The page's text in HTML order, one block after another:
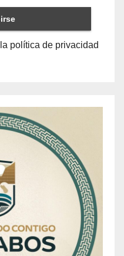
política de privacidad